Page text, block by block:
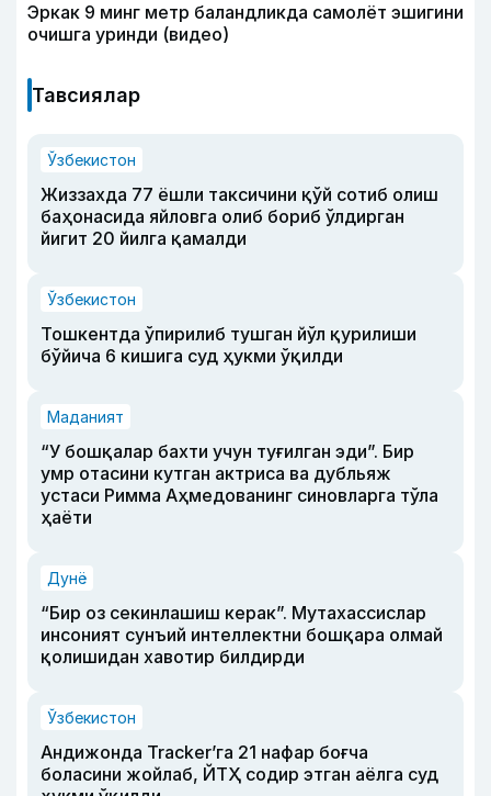
Эркак 9 минг метр баландликда самолёт эшигини
очишга уринди (видео)
Тавсиялар
Ўзбекистон
Жиззахда 77 ёшли таксичини қўй сотиб олиш
баҳонасида яйловга олиб бориб ўлдирган
йигит 20 йилга қамалди
Ўзбекистон
Тошкентда ўпирилиб тушган йўл қурилиши
бўйича 6 кишига суд ҳукми ўқилди
Маданият
“У бошқалар бахти учун туғилган эди”. Бир
умр отасини кутган актриса ва дубльяж
устаси Римма Аҳмедованинг синовларга тўла
ҳаёти
Дунё
“Бир оз секинлашиш керак”. Мутахассислар
инсоният сунъий интеллектни бошқара олмай
қолишидан хавотир билдирди
Ўзбекистон
Андижонда Tracker’га 21 нафар боғча
боласини жойлаб, ЙТҲ содир этган аёлга суд